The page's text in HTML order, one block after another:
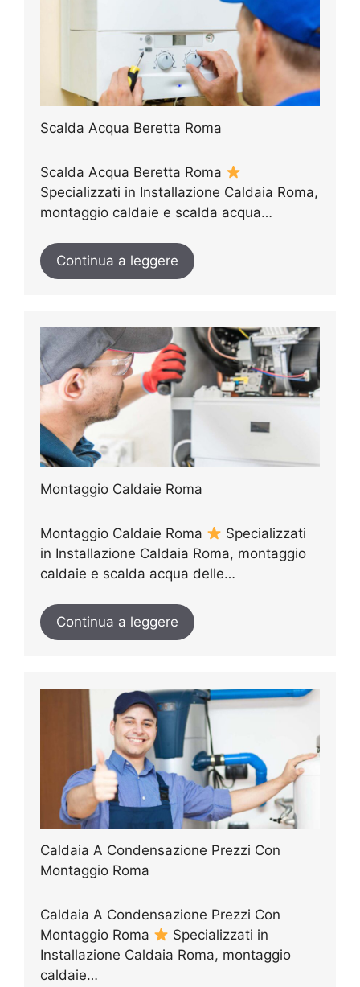
Scalda Acqua Beretta Roma
Scalda Acqua Beretta Roma
Specializzati in Installazione Caldaia Roma,
montaggio caldaie e scalda acqua…
Continua a leggere
Montaggio Caldaie Roma
Montaggio Caldaie Roma
Specializzati
in Installazione Caldaia Roma, montaggio
caldaie e scalda acqua delle…
Continua a leggere
Caldaia A Condensazione Prezzi Con
Montaggio Roma
Caldaia A Condensazione Prezzi Con
Montaggio Roma
Specializzati in
Installazione Caldaia Roma, montaggio
caldaie…